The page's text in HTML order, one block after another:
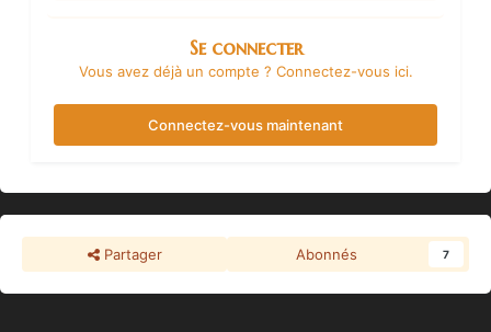
Se connecter
Vous avez déjà un compte ? Connectez-vous ici.
Connectez-vous maintenant
Partager Abonnés 7